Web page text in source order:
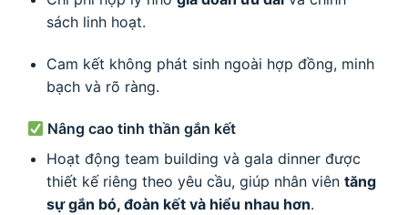
sách linh hoạt.
Cam kết không phát sinh ngoài hợp đồng, minh
bạch và rõ ràng.
Nâng cao tinh thần gắn kết
Hoạt động team building và gala dinner được
thiết kế riêng theo yêu cầu, giúp nhân viên tăng
sự gắn bó, đoàn kết và hiểu nhau hơn.